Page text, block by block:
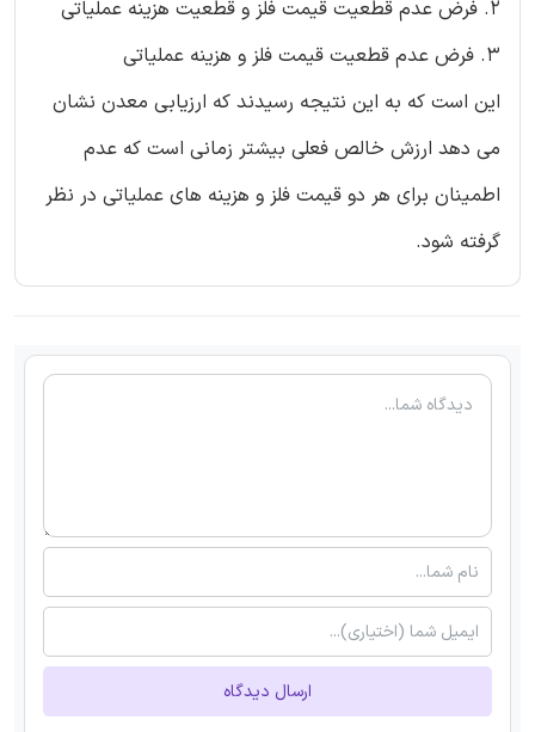
2. فرض عدم قطعیت قیمت فلز و قطعیت هزینه عملیاتی
3. فرض عدم قطعیت قیمت فلز و هزینه عملیاتی
این است که به این نتیجه رسیدند که ارزیابی معدن نشان
می دهد ارزش خالص فعلی بیشتر زمانی است که عدم
اطمینان برای هر دو قیمت فلز و هزینه های عملیاتی در نظر
گرفته شود.
ارسال دیدگاه